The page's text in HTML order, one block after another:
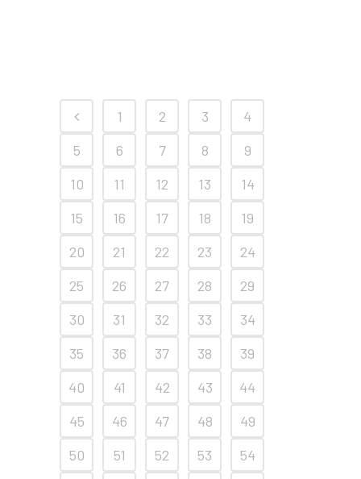
1 2 3
4
5
6 7 8
9
10
11 12 13
14
15
16 17 18
19
20
21 22 23
24
25
26 27 28
29
30
31 32 33
34
35
36 37 38
39
40
41 42 43
44
45
46 47 48
49
50
51 52 53
54